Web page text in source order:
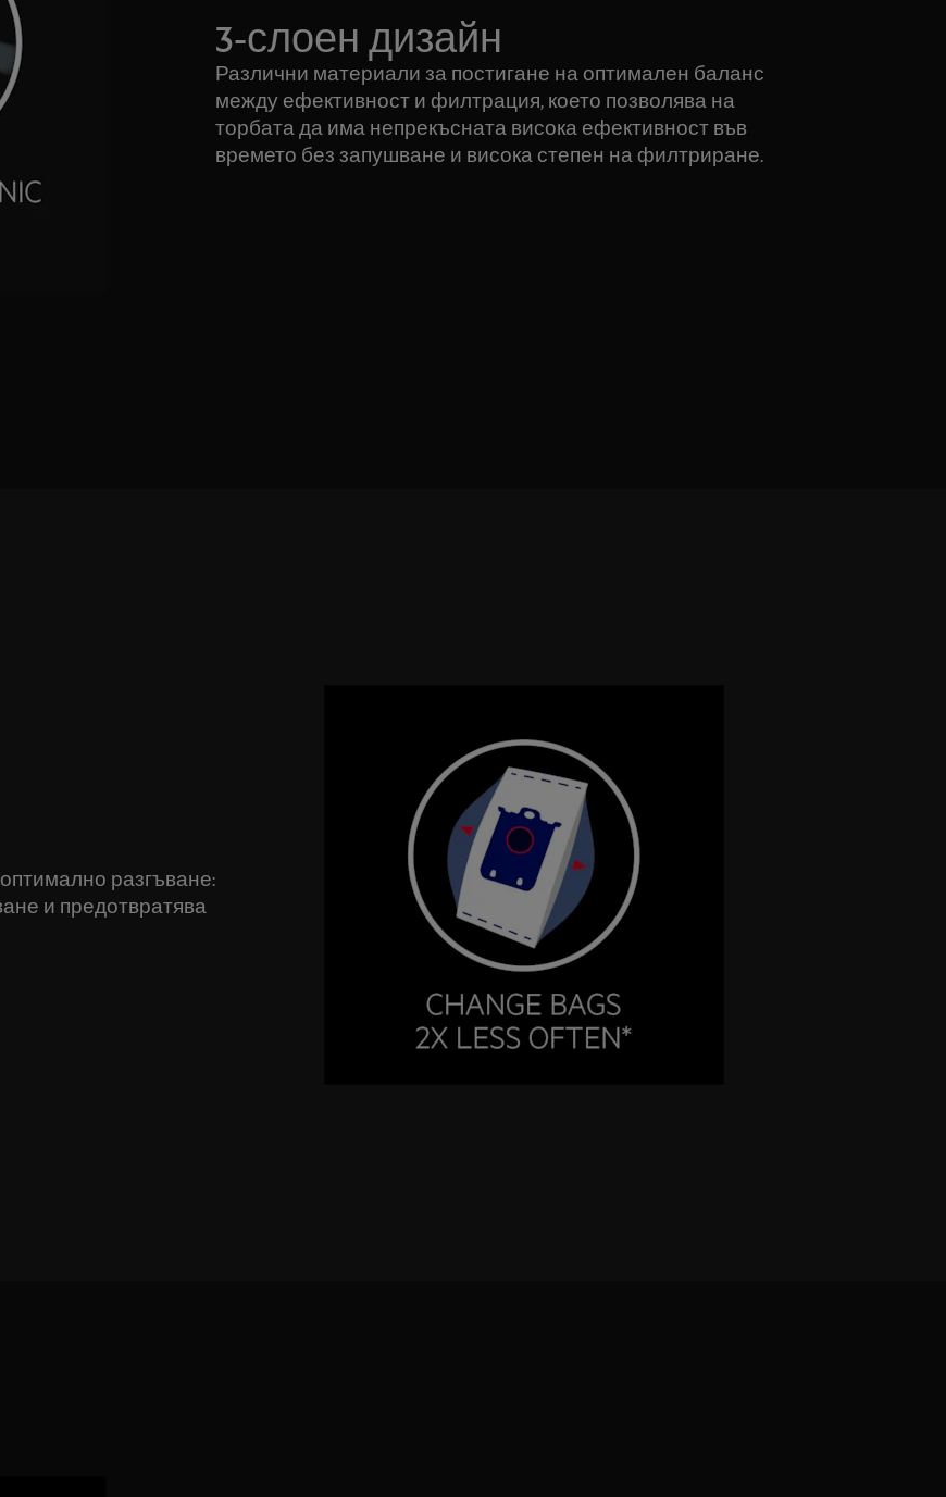
3-слоен дизайн
Различни материали за постигане на оптимален баланс
между ефективност и филтрация, което позволява на
торбата да има непрекъсната висока ефективност във
времето без запушване и висока степен на филтриране.
разгъване:
и предотвратява